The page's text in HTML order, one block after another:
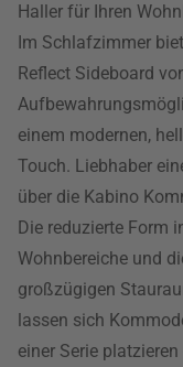
Haller für Ihren
Im Schlafzimmer
Reflect Sideboard
einem modernen,
Touch. Liebhaber
über die Kabino
Die reduzierte Form
Wohnbereiche und
großzügigen
lassen sich
einer Serie